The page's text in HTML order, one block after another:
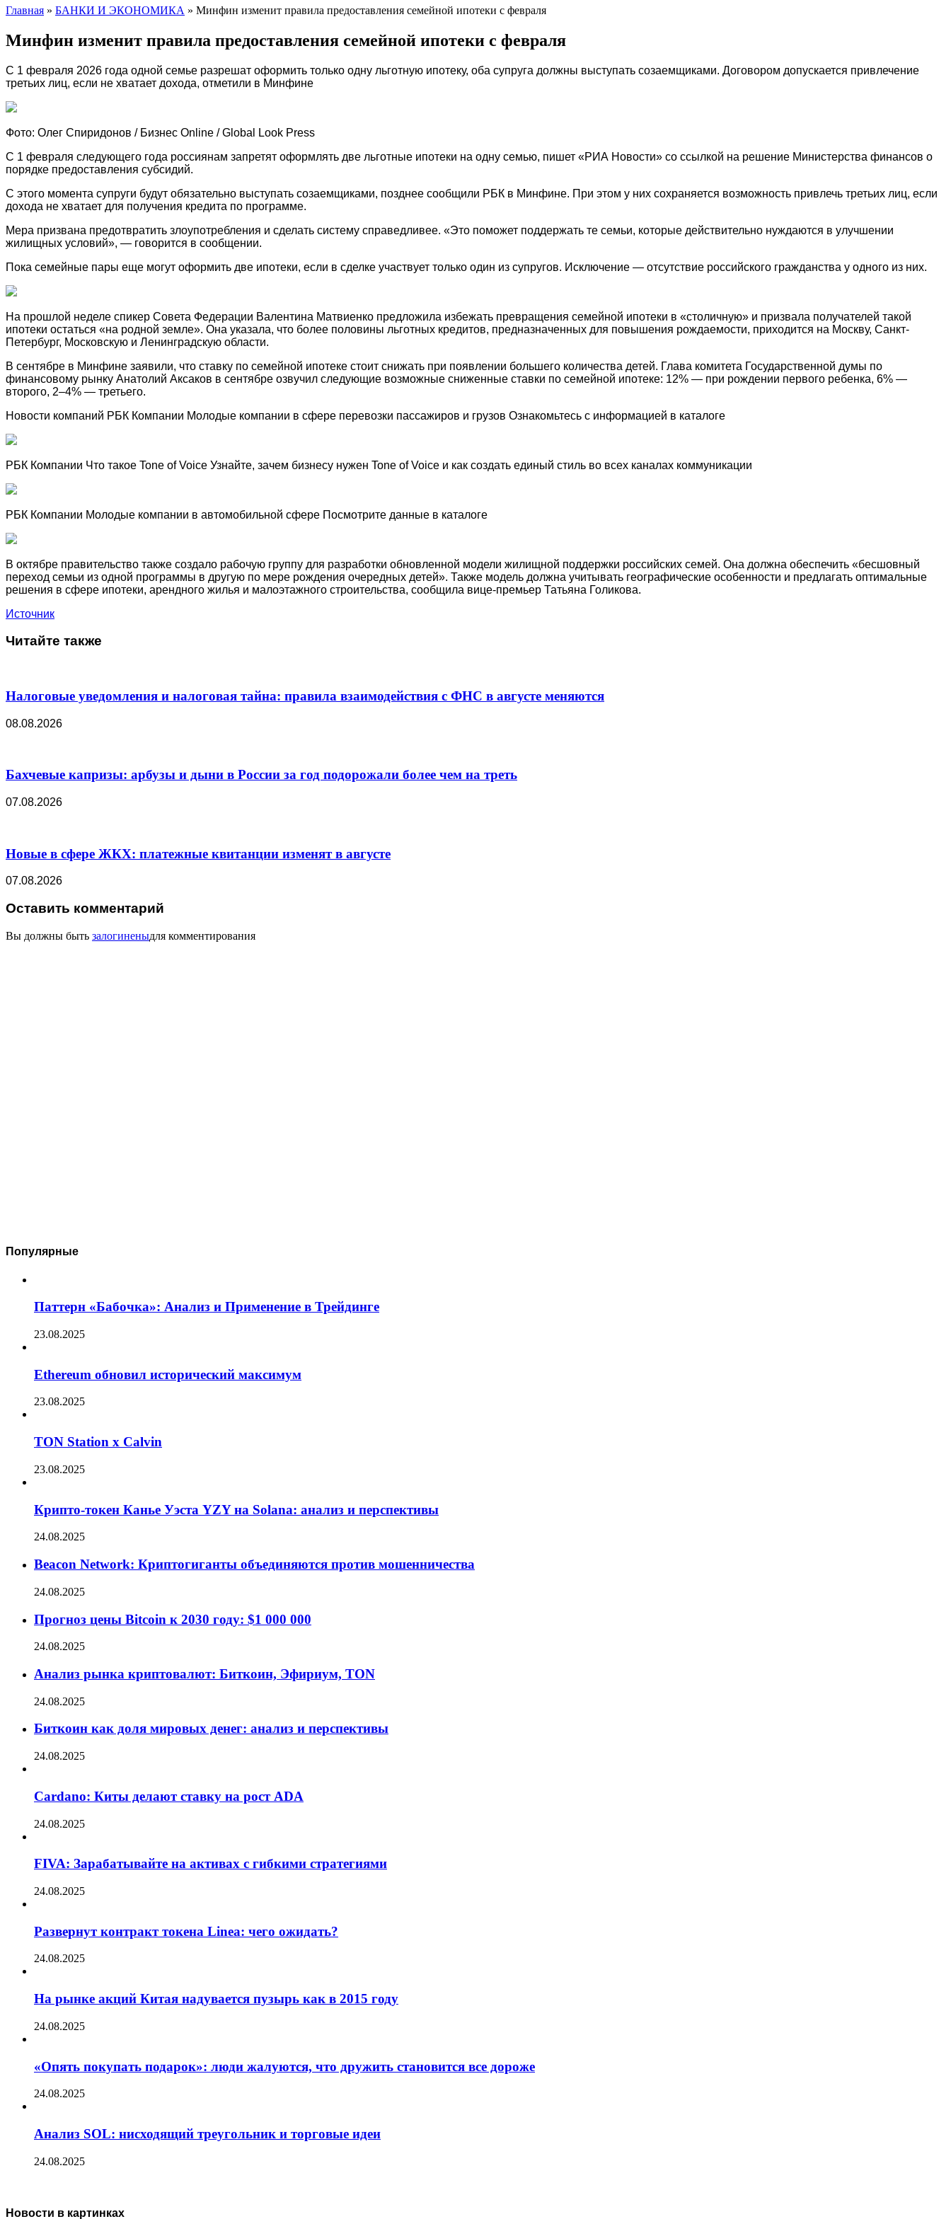
Главная » БАНКИ И ЭКОНОМИКА » Минфин изменит правила предоставления семейной ипотеки с февраля
Минфин изменит правила предоставления семейной ипотеки с февраля
С 1 февраля 2026 года одной семье разрешат оформить только одну льготную ипотеку, оба супруга должны выступать созаемщиками. Договором допускается привлечение
третьих лиц, если не хватает дохода, отметили в Минфине
Фото: Олег Спиридонов / Бизнес Online / Global Look Press
С 1 февраля следующего года россиянам запретят оформлять две льготные ипотеки на одну семью, пишет «РИА Новости» со ссылкой на решение Министерства финансов о
порядке предоставления субсидий.
С этого момента супруги будут обязательно выступать созаемщиками, позднее сообщили РБК в Минфине. При этом у них сохраняется возможность привлечь третьих лиц, если
дохода не хватает для получения кредита по программе.
Мера призвана предотвратить злоупотребления и сделать систему справедливее. «Это поможет поддержать те семьи, которые действительно нуждаются в улучшении
жилищных условий», — говорится в сообщении.
Пока семейные пары еще могут оформить две ипотеки, если в сделке участвует только один из супругов. Исключение — отсутствие российского гражданства у одного из них.
На прошлой неделе спикер Совета Федерации Валентина Матвиенко предложила избежать превращения семейной ипотеки в «столичную» и призвала получателей такой
ипотеки остаться «на родной земле». Она указала, что более половины льготных кредитов, предназначенных для повышения рождаемости, приходится на Москву, Санкт-
Петербург, Московскую и Ленинградскую области.
В сентябре в Минфине заявили, что ставку по семейной ипотеке стоит снижать при появлении большего количества детей. Глава комитета Государственной думы по
финансовому рынку Анатолий Аксаков в сентябре озвучил следующие возможные сниженные ставки по семейной ипотеке: 12% — при рождении первого ребенка, 6% —
второго, 2–4% — третьего.
Новости компаний РБК Компании Молодые компании в сфере перевозки пассажиров и грузов Ознакомьтесь с информацией в каталоге
РБК Компании Что такое Tone of Voice Узнайте, зачем бизнесу нужен Tone of Voice и как создать единый стиль во всех каналах коммуникации
РБК Компании Молодые компании в автомобильной сфере Посмотрите данные в каталоге
В октябре правительство также создало рабочую группу для разработки обновленной модели жилищной поддержки российских семей. Она должна обеспечить «бесшовный
переход семьи из одной программы в другую по мере рождения очередных детей». Также модель должна учитывать географические особенности и предлагать оптимальные
решения в сфере ипотеки, арендного жилья и малоэтажного строительства, сообщила вице-премьер Татьяна Голикова.
Источник
Читайте также
Налоговые уведомления и налоговая тайна: правила взаимодействия с ФНС в августе меняются
08.08.2026
Бахчевые капризы: арбузы и дыни в России за год подорожали более чем на треть
07.08.2026
Новые в сфере ЖКХ: платежные квитанции изменят в августе
07.08.2026
Оставить комментарий
Вы должны быть залогиненыдля комментирования
Популярные
Паттерн «Бабочка»: Анализ и Применение в Трейдинге
23.08.2025
Ethereum обновил исторический максимум
23.08.2025
TON Station x Calvin
23.08.2025
Крипто-токен Канье Уэста YZY на Solana: анализ и перспективы
24.08.2025
Beacon Network: Криптогиганты объединяются против мошенничества
24.08.2025
Прогноз цены Bitcoin к 2030 году: $1 000 000
24.08.2025
Анализ рынка криптовалют: Биткоин, Эфириум, TON
24.08.2025
Биткоин как доля мировых денег: анализ и перспективы
24.08.2025
Cardano: Киты делают ставку на рост ADA
24.08.2025
FIVA: Зарабатывайте на активах с гибкими стратегиями
24.08.2025
Развернут контракт токена Linea: чего ожидать?
24.08.2025
На рынке акций Китая надувается пузырь как в 2015 году
24.08.2025
«Опять покупать подарок»: люди жалуются, что дружить становится все дороже
24.08.2025
Анализ SOL: нисходящий треугольник и торговые идеи
24.08.2025
Новости в картинках